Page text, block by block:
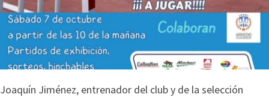
Joaquín Jiménez, entrenador del club y de la selección